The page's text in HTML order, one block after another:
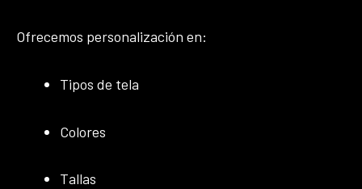
Ofrecemos personalización en:
Tipos de tela
Colores
Tallas